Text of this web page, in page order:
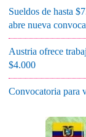
Sueldos de hasta
abre nueva
Austria ofrece
$4.000
Convocatoria para